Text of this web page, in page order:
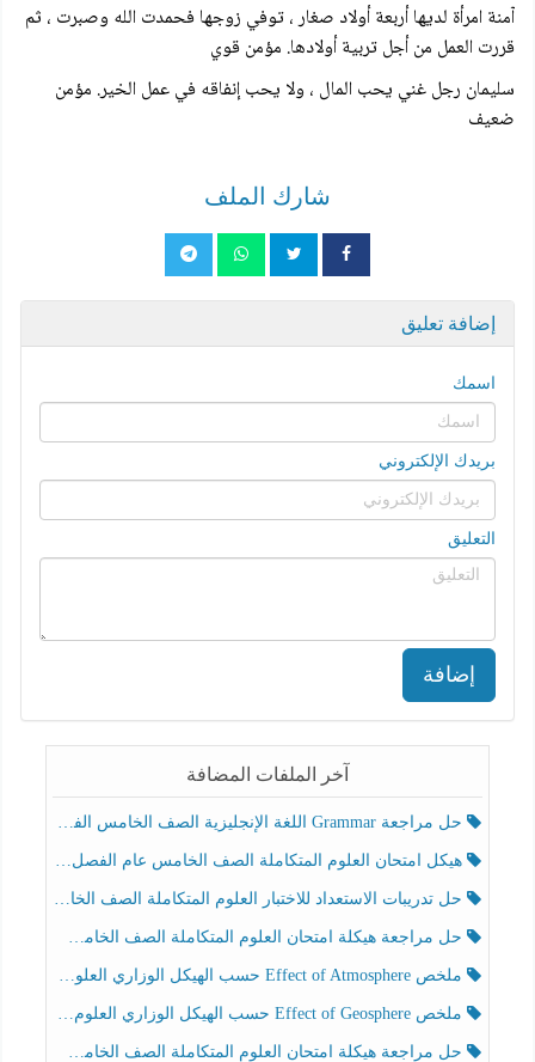
آمنة امرأة لديها أربعة أولاد صغار ، توفي زوجها فحمدت الله وصبرت ، ثم
قررت العمل من أجل تربية أولادها. مؤمن قوي
سليمان رجل غني يحب المال ، ولا يحب إنفاقه في عمل الخير. مؤمن
ضعيف
شارك الملف
إضافة تعليق
اسمك
بريدك الإلكتروني
التعليق
إضافة
آخر الملفات المضافة
حل مراجعة Grammar اللغة الإنجليزية الصف الخامس الفصل الثالث
هيكل امتحان العلوم المتكاملة الصف الخامس عام الفصل الدراسي الثالث 2025-2026
حل تدريبات الاستعداد للاختبار العلوم المتكاملة الصف الخامس عام الفصل الثالث
حل مراجعة هيكلة امتحان العلوم المتكاملة الصف الخامس انسبير الفصل الثالث
ملخص Effect of Atmosphere حسب الهيكل الوزاري العلوم المتكاملة الصف الخامس انسبير الفصل الثالث
ملخص Effect of Geosphere حسب الهيكل الوزاري العلوم المتكاملة الصف الخامس انسبير الفصل الثالث
حل مراجعة هيكلة امتحان العلوم المتكاملة الصف الخامس عام الفصل الثالث